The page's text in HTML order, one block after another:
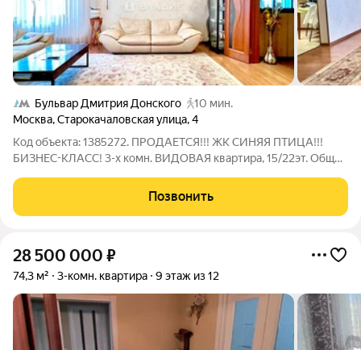
Бульвар Дмитрия Донского
10 мин.
Москва,Старокачаловская улица,4
Код объекта: 1385272. ПРОДАЕТСЯ!!! ЖК СИНЯЯ ПТИЦА!!!
БИЗНЕС-КЛАСС! 3-х комн. ВИДОВАЯ квартира, 15/22эт. Общей
с/у совмещенный 8 кв.м., с/у 3 кв.м., гардеробная 9 кв.м.,
потолки 2,7 м.
Позвонить
28 500 000 ₽
74,3 м² 3-комн. квартира 9 этаж из 12